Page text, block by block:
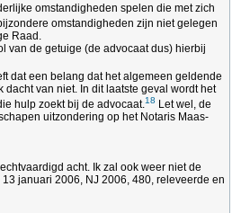
omstandigheden spelen die met zich
omstandigheden zijn niet gelegen
Raad.
van de getuige (de advocaat dus) hierbij
dat een belang dat het algemeen geldende
van niet. In dit laatste geval wordt het
hulp zoekt bij de advocaat.18 Let wel, de
uitzondering op het Notaris Maas-
acht. Ik zal ook weer niet de
januari 2006, NJ 2006, 480, releveerde en